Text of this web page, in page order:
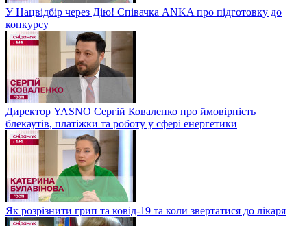
У Нацвідбір через Дію! Співачка ANKA про підготовку до
конкурсу
Директор YASNO Сергій Коваленко про ймовірність
блекаутів, платіжки та роботу у сфері енергетики
Як розрізнити грип та ковід-19 та коли звертатися до лікаря